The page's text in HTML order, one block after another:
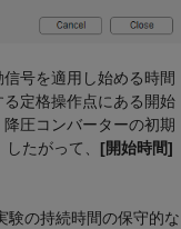
号を適用し始める時間
定格操作点にある開始
圧コンバーターの初期
たがって、 [開始時間]
験の持続時間の保守的な